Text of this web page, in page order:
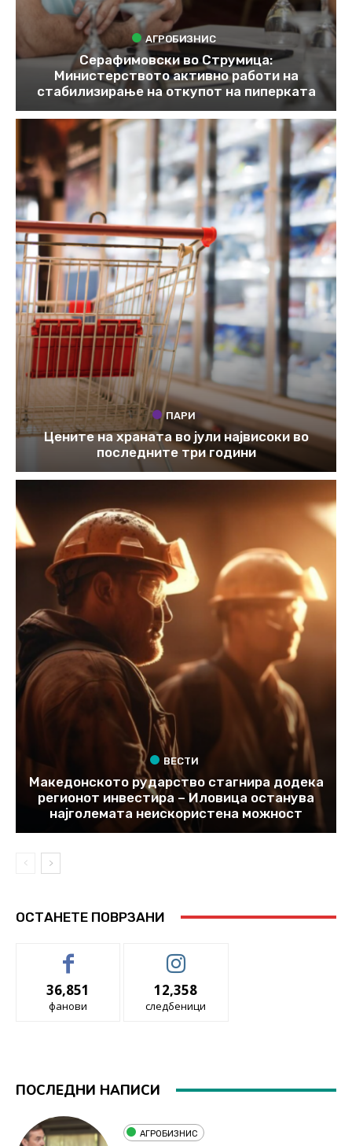
АГРОБИЗНИС
Серафимовски во Струмица:
Министерството активно работи на
стабилизирање на откупот на пиперката
ПАРИ
Цените на храната во јули највисоки во
последните три години
ВЕСТИ
Македонското рударство стагнира додека
регионот инвестира – Иловица останува
најголемата неискористена можност
ОСТАНЕТЕ ПОВРЗАНИ
36,851
фанови
12,358
следбеници
ПОСЛЕДНИ НАПИСИ
АГРОБИЗНИС